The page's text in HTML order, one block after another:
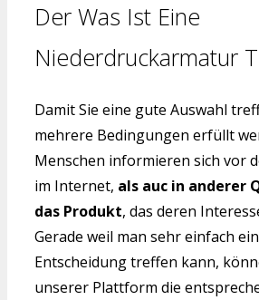
Der Was Ist Eine
Niederdruckarmatur
Damit Sie eine gute Auswahl
mehrere Bedingungen erfüllt
Menschen informieren sich vor
im Internet, als auc in anderer
das Produkt, das deren
Gerade weil man sehr einfach
Entscheidung treffen kann,
unserer Plattform die